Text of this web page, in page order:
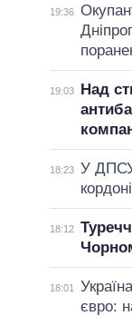
19:36
19:03
Над
18:23 У ДПСУ
18:12
18:01
євро: